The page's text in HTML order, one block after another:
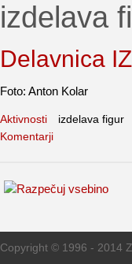
izdelava
Delavnica
Foto: Anton Kolar
Aktivnosti
izdelava figur
Komentarji
Copyright © 1996 - 2014